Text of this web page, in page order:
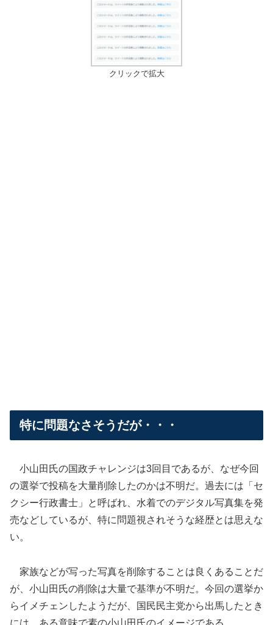
クリックで拡大
特に問題なさそうだが・・・
小山田氏の国政チャレンジは3回目であるが、なぜ今回
の選挙で投稿を大量削除したのかは不明だ。過去には「セ
クシー行政書士」と呼ばれ、水着でのデジタル写真集を発
売などしているが、特に問題視されそうな経歴とは思えな
い。
家族などが写った写真を削除することは良くあることだ
が、小山田氏の削除は大量で基準が不明だ。今回の選挙か
らイメチェンしたようだが、国民民主党から出馬したとき
には、ある意味で素の小山田氏のイメージである。